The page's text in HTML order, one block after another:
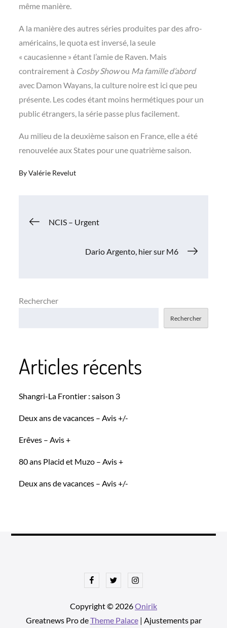
même manière.
A la manière des autres séries produites par des afro-
américains, le quota est inversé, la seule
« caucasienne » étant l’amie de Raven. Mais
contrairement à Cosby Showou Ma famille d’abord
avec Damon Wayans, la culture noire est ici que peu
présente. Les codes étant moins hermétiques pour un
public étrangers, la série passe plus facilement.
Au milieu de la deuxième saison en France, elle a été
renouvelée aux States pour une quatrième saison.
ByValérie Revelut
Navigation
NCIS – Urgent
Dario Argento, hier sur M6
Rechercher
Rechercher
Articles récents
Shangri-La Frontier : saison 3
Deux ans de vacances – Avis +/-
Erêves – Avis +
80 ans Placid et Muzo – Avis +
Deux ans de vacances – Avis +/-
FacebookTwitterInstagram
Copyright © 2026Onirik
Greatnews Pro deTheme Palace| Ajustements par